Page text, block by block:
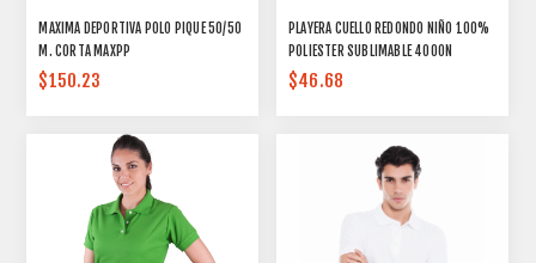
MAXIMA DEPORTIVA POLO PIQUE 50/50
M. CORTA MAXPP
$150.23
PLAYERA CUELLO REDONDO NIÑO 100%
POLIESTER SUBLIMABLE 4000N
$46.68